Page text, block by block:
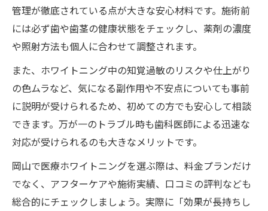
管理が徹底されている点が大きな安心材料です。施術前
には必ず歯や歯茎の健康状態をチェックし、薬剤の濃度
や照射方法も個人に合わせて調整されます。
また、ホワイトニング中の知覚過敏のリスクや仕上がり
の色ムラなど、気になる副作用や不安点についても事前
に説明が受けられるため、初めての方でも安心して相談
できます。万が一のトラブル時も歯科医師による迅速な
対応が受けられるのも大きなメリットです。
岡山で医療ホワイトニングを選ぶ際は、料金プランだけ
でなく、アフターケアや施術実績、口コミの評判なども
総合的にチェックしましょう。実際に「効果が長持ちし